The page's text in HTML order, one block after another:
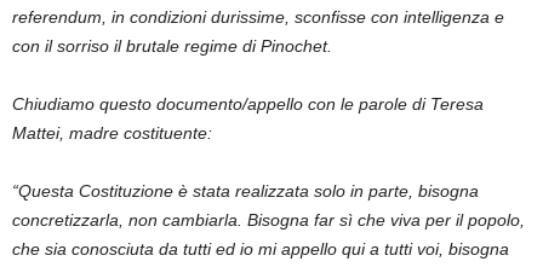
referendum, in condizioni durissime, sconfisse con intelligenza e
con il sorriso il brutale regime di Pinochet.
Chiudiamo questo documento/appello con le parole di Teresa
Mattei, madre costituente:
“Questa Costituzione è stata realizzata solo in parte, bisogna
concretizzarla, non cambiarla. Bisogna far sì che viva per il popolo,
che sia conosciuta da tutti ed io mi appello qui a tutti voi, bisogna